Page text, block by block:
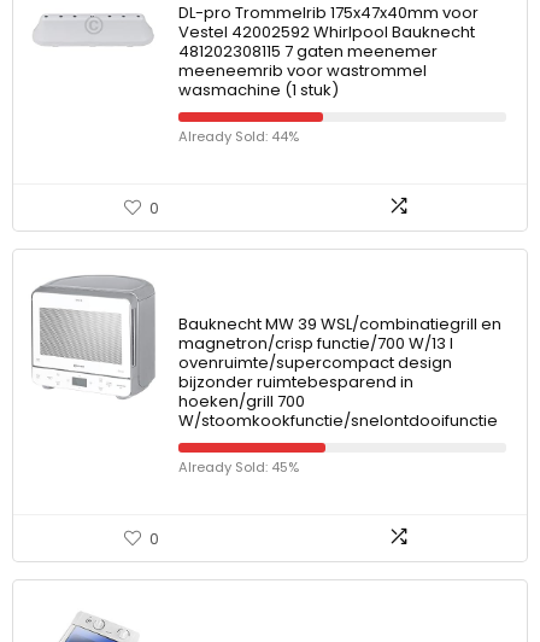
DL-pro Trommelrib 175x47x40mm voor
Vestel 42002592 Whirlpool Bauknecht
481202308115 7 gaten meenemer
meeneemrib voor wastrommel
wasmachine (1 stuk)
Already Sold: 44%
0
Bauknecht MW 39 WSL/combinatiegrill en
magnetron/crisp functie/700 W/13 l
ovenruimte/supercompact design
bijzonder ruimtebesparend in
hoeken/grill 700
W/stoomkookfunctie/snelontdooifunctie
Already Sold: 45%
0